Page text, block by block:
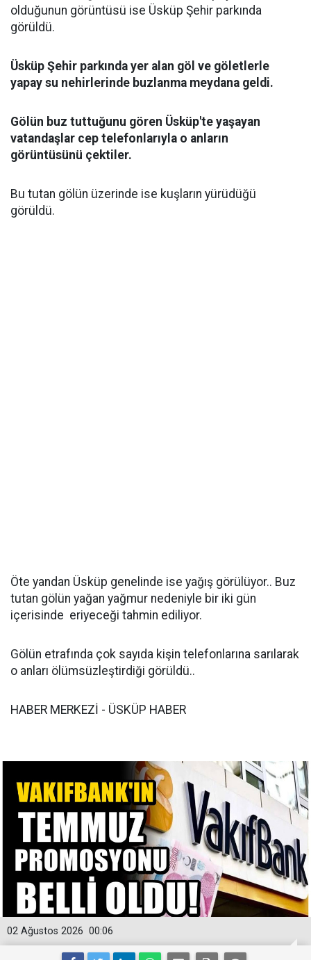
olduğunun görüntüsü ise Üsküp Şehir parkında
görüldü.
Üsküp Şehir parkında yer alan göl ve göletlerle
yapay su nehirlerinde buzlanma meydana geldi.
Gölün buz tuttuğunu gören Üsküp'te yaşayan
vatandaşlar cep telefonlarıyla o anların
görüntüsünü çektiler.
Bu tutan gölün üzerinde ise kuşların yürüdüğü
görüldü.
Öte yandan Üsküp genelinde ise yağış görülüyor.. Buz
tutan gölün yağan yağmur nedeniyle bir iki gün
içerisinde eriyeceği tahmin ediliyor.
Gölün etrafında çok sayıda kişin telefonlarına sarılarak
o anları ölümsüzleştirdiği görüldü..
HABER MERKEZİ - ÜSKÜP HABER
00:06
02 Ağustos 2026